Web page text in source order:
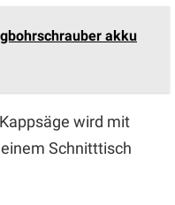
akku
wird mit
Schnitttisch